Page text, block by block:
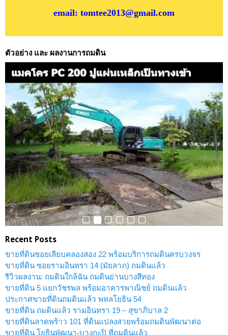
email: tomtee2013@gmail.com
ตัวอย่าง และ ผลงานการถมดิน
Recent Posts
ขายที่ดินซอยเลียบคลองสอง 22 พร้อมบริการถมดินครบวงจร
ขายที่ดิน ซอยรามอินทรา 14 (มัยลาภ) ถมดินแล้ว
รีวิวผลงาน: ถมดินใกล้ฉัน ถมดินย่านบางสีทอง
ขายที่ดิน 5 แยกวัชรพล พร้อมอาคารพาณิชย์ ถมดินแล้ว
ประกาศขายที่ดินถมดินแล้ว พหลโยธิน 54
ขายที่ดิน ถมดินแล้ว รามอินทรา 19 – สุขาภิบาล 2
ขายที่ดินลาดพร้าว 101 ที่ดินแปลงสวยพร้อมถมดินพัฒนาต่อ
ขายที่ดิน โยธินพัฒนา-บางกะปิ ที่ถมดินแล้ว